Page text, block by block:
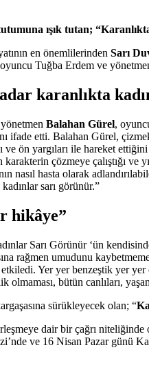
ışık tutan;
en önemlilerinden Sarı
Tuğba Erdem ve
karanlıkta
Balahan Gürel,
ifade etti. Balahan Gürel,
ve ön yargıları ile hareket
karakterin çözmeye çalıştığı
nasıl hasta olarak
sarı görünür.”
hikâye”
Sarı Görünür ‘ün
rağmen umudunu
Yer yer benzeştik yer
bütün canlıları,
sürükleyecek olan; “
dair bir çağrı niteliğinde
ve 16 Nisan Pazar günü